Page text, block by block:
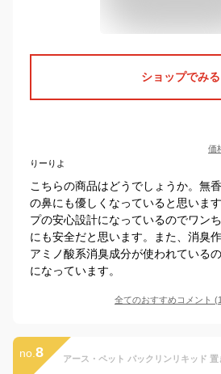
ショップでみる
価
りーりよ
こちらの商品はどうでしょうか。無
の鼻にも優しくなっていると思いま
プの安心設計になっているのでワン
にも安全だと思います。また、消臭
アミノ酸系消臭成分が使われている
になっています。
全てのおすすめコメント (1
no. 8